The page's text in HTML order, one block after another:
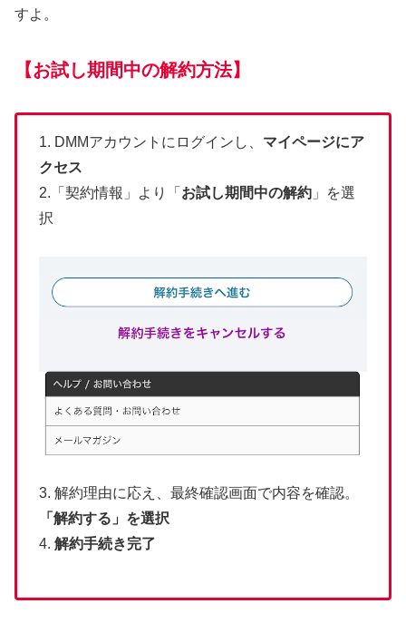
すよ。
【お試し期間中の解約方法】
1. DMMアカウントにログインし、 マイページにア
クセス
2.「契約情報」より「 お試し期間中の解約 」を選
択
3. 解約理由に応え、最終確認画面で内容を確認。
「解約する」を選択
4. 解約手続き完了